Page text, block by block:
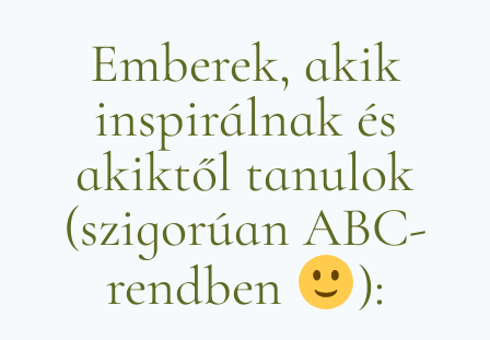
Emberek, akik
inspirálnak és
akiktől tanulok
(szigorúan ABC-
rendben
):